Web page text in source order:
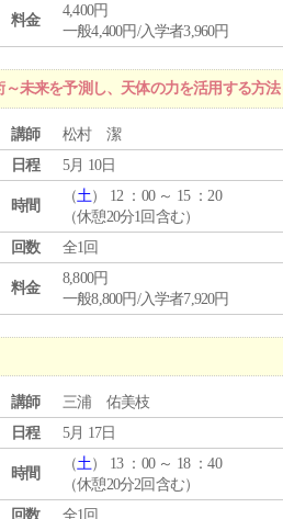
料金
4,400円
一般4,400円/入学者3,960円
未来を予測し、天体の力を活用する方法
講師
松村 潔
日程
5月 10日
時間
（土） 12 ：00 ～ 15 ：20
（休憩20分1回含む）
回数
全1回
料金
8,800円
一般8,800円/入学者7,920円
講師
三浦 佑美枝
日程
5月 17日
時間
（土） 13 ：00 ～ 18 ：40
（休憩20分2回含む）
回数
全1回